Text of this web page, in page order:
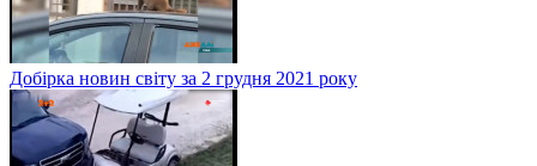
Добірка новин світу за 2 грудня 2021 року